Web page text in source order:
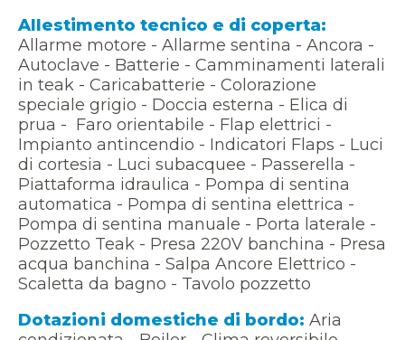
Allestimento tecnico e di coperta:
Allarme motore - Allarme sentina - Ancora -
Autoclave - Batterie - Camminamenti laterali
in teak - Caricabatterie - Colorazione
speciale grigio - Doccia esterna - Elica di
prua - Faro orientabile - Flap elettrici -
Impianto antincendio - Indicatori Flaps - Luci
di cortesia - Luci subacquee - Passerella -
Piattaforma idraulica - Pompa di sentina
automatica - Pompa di sentina elettrica -
Pompa di sentina manuale - Porta laterale -
Pozzetto Teak - Presa 220V banchina - Presa
acqua banchina - Salpa Ancore Elettrico -
Scaletta da bagno - Tavolo pozzetto
Dotazioni domestiche di bordo: Aria